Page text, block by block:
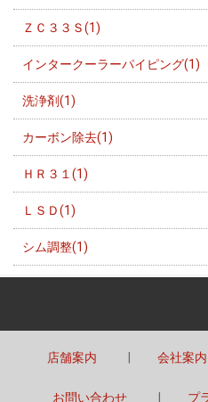
ＺＣ３３Ｓ(1)
インタークーラーパイピング(1)
洗浄剤(1)
カーボン除去(1)
ＨＲ３１(1)
ＬＳＤ(1)
シム調整(1)
店舗案内 会社案内
お問い合わせ プ